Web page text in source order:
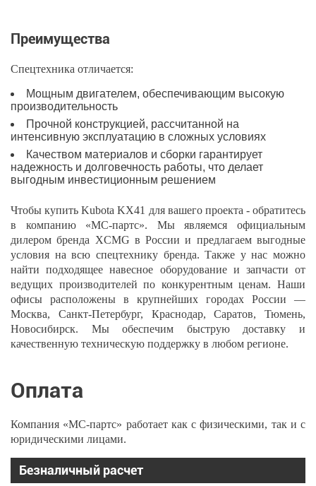
Преимущества
Спецтехника отличается:
Мощным двигателем, обеспечивающим высокую
производительность
Прочной конструкцией, рассчитанной на
интенсивную эксплуатацию в сложных условиях
Качеством материалов и сборки гарантирует
надежность и долговечность работы, что делает
выгодным инвестиционным решением
Чтобы купить Kubota KX41 для вашего проекта - обратитесь
в компанию «МС-партс». Мы являемся официальным
дилером бренда XCMG в России и предлагаем выгодные
условия на всю спецтехнику бренда. Также у нас можно
найти подходящее навесное оборудование и запчасти от
ведущих производителей по конкурентным ценам. Наши
офисы расположены в крупнейших городах России —
Москва, Санкт-Петербург, Краснодар, Саратов, Тюмень,
Новосибирск. Мы обеспечим быструю доставку и
качественную техническую поддержку в любом регионе.
Оплата
Компания «МС-партс» работает как с физическими, так и с
юридическими лицами.
Безналичный расчет